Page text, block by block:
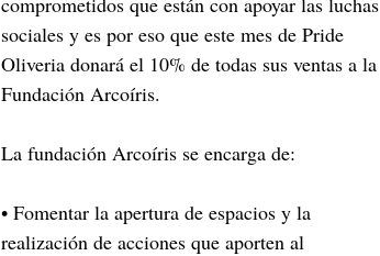
sociales y es por eso que este mes de Pride
Oliveria donará el 10% de todas sus ventas a la
Fundación Arcoíris.
La fundación Arcoíris se encarga de:
• Fomentar la apertura de espacios y la
realización de acciones que aporten al